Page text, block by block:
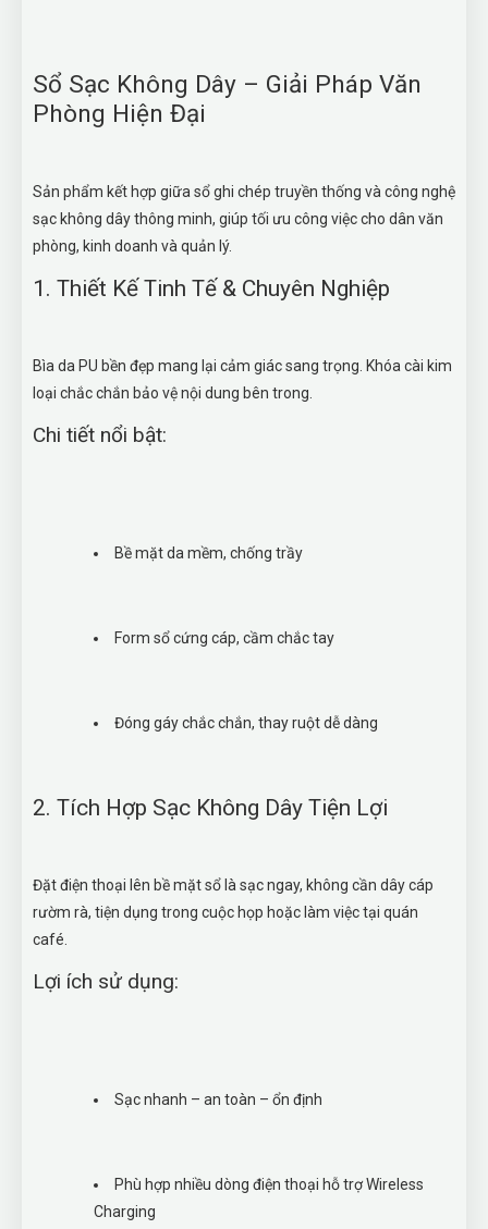
Sổ Sạc Không Dây – Giải Pháp Văn
Phòng Hiện Đại
Sản phẩm kết hợp giữa sổ ghi chép truyền thống và công nghệ
sạc không dây thông minh, giúp tối ưu công việc cho dân văn
phòng, kinh doanh và quản lý.
1. Thiết Kế Tinh Tế & Chuyên Nghiệp
Bìa da PU bền đẹp mang lại cảm giác sang trọng. Khóa cài kim
loại chắc chắn bảo vệ nội dung bên trong.
Chi tiết nổi bật:
Bề mặt da mềm, chống trầy
Form sổ cứng cáp, cầm chắc tay
Đóng gáy chắc chắn, thay ruột dễ dàng
2. Tích Hợp Sạc Không Dây Tiện Lợi
Đặt điện thoại lên bề mặt sổ là sạc ngay, không cần dây cáp
rườm rà, tiện dụng trong cuộc họp hoặc làm việc tại quán
café.
Lợi ích sử dụng:
Sạc nhanh – an toàn – ổn định
Phù hợp nhiều dòng điện thoại hỗ trợ Wireless
Charging